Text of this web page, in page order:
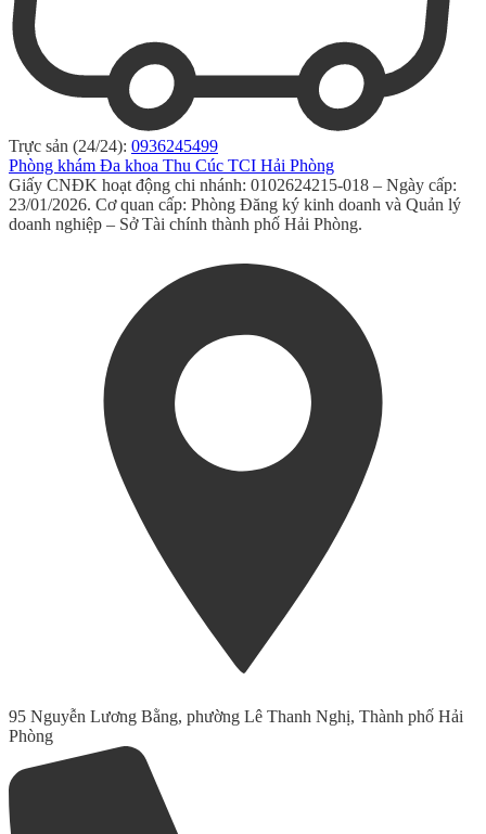
Trực sản (24/24): 0936245499
Phòng khám Đa khoa Thu Cúc TCI Hải Phòng
Giấy CNĐK hoạt động chi nhánh: 0102624215-018 – Ngày cấp:
23/01/2026. Cơ quan cấp: Phòng Đăng ký kinh doanh và Quản lý
doanh nghiệp – Sở Tài chính thành phố Hải Phòng.
95 Nguyễn Lương Bằng, phường Lê Thanh Nghị, Thành phố Hải
Phòng